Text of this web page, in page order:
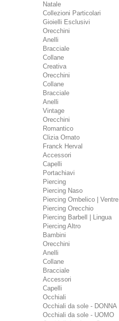
Natale
Collezioni Particolari
Gioielli Esclusivi
Orecchini
Anelli
Bracciale
Collane
Creativa
Orecchini
Collane
Bracciale
Anelli
Vintage
Orecchini
Romantico
Clizia Ornato
Franck Herval
Accessori
Capelli
Portachiavi
Piercing
Piercing Naso
Piercing Ombelico | Ventre
Piercing Orecchio
Piercing Barbell | Lingua
Piercing Altro
Bambini
Orecchini
Anelli
Collane
Bracciale
Accessori
Capelli
Occhiali
Occhiali da sole - DONNA
Occhiali da sole - UOMO